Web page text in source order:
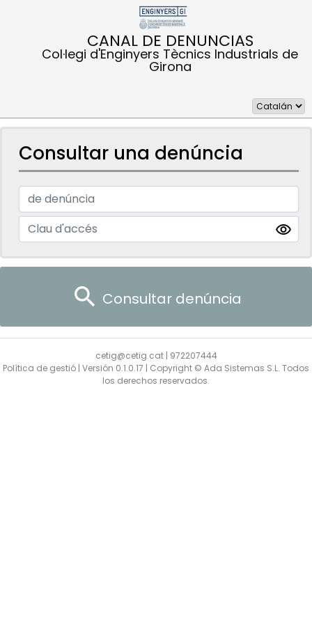
CANAL DE DENUNCIAS
Col·legi d'Enginyers Tècnics Industrials de
Girona
Consultar una denúncia
visibility
search Consultar denúncia
cetig@cetig.cat| 972207444
Política de gestió | Versión 0.1.0.17 | Copyright © Ada Sistemas S.L. Todos
los derechos reservados.